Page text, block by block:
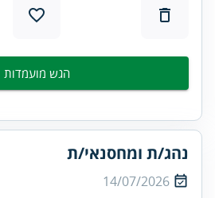
הגש מועמדות
נהג/ת ומחסנאי/ת
14/07/2026